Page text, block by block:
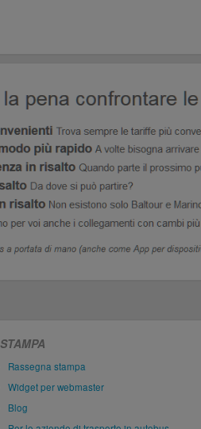
STAMPA
Rassegna stampa
Widget per webmaster
Blog